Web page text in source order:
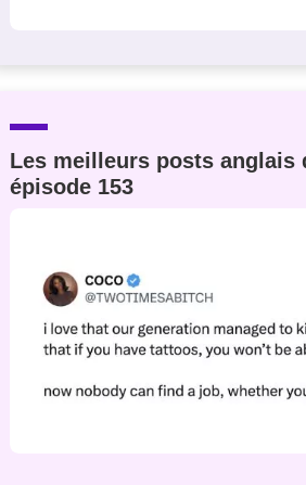
Les meilleurs posts anglais
épisode 153